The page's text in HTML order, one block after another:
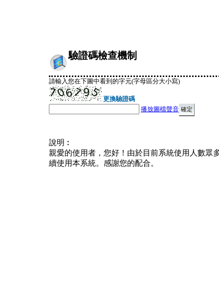
驗證碼檢查機制
請輸入您在下圖中看到的字元(字母區分大小寫)
更換驗證碼
播放圖檔聲音
說明︰
親愛的使用者，您好！由於目前系統使用人數眾
續使用本系統。感謝您的配合。